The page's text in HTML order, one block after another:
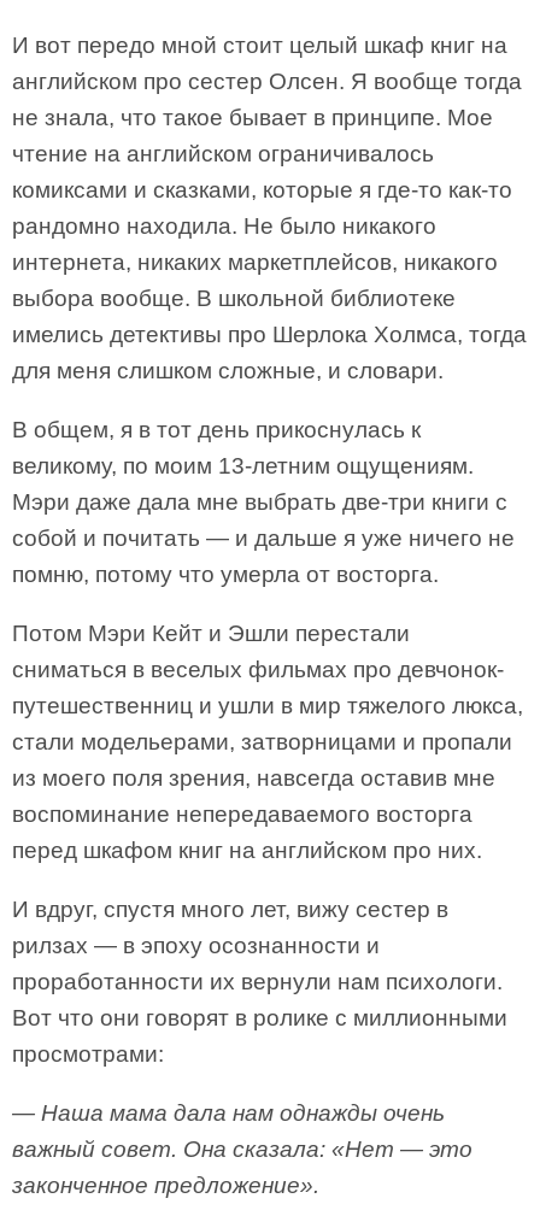
И вот передо мной стоит целый шкаф книг на
английском про сестер Олсен. Я вообще тогда
не знала, что такое бывает в принципе. Мое
чтение на английском ограничивалось
комиксами и сказками, которые я где-то как-то
рандомно находила. Не было никакого
интернета, никаких маркетплейсов, никакого
выбора вообще. В школьной библиотеке
имелись детективы про Шерлока Холмса, тогда
для меня слишком сложные, и словари.
В общем, я в тот день прикоснулась к
великому, по моим 13-летним ощущениям.
Мэри даже дала мне выбрать две-три книги с
собой и почитать — и дальше я уже ничего не
помню, потому что умерла от восторга.
Потом Мэри Кейт и Эшли перестали
сниматься в веселых фильмах про девчонок-
путешественниц и ушли в мир тяжелого люкса,
стали модельерами, затворницами и пропали
из моего поля зрения, навсегда оставив мне
воспоминание непередаваемого восторга
перед шкафом книг на английском про них.
И вдруг, спустя много лет, вижу сестер в
рилзах — в эпоху осознанности и
проработанности их вернули нам психологи.
Вот что они говорят в ролике с миллионными
просмотрами:
— Наша мама дала нам однажды очень
важный совет. Она сказала: «Нет — это
законченное предложение».